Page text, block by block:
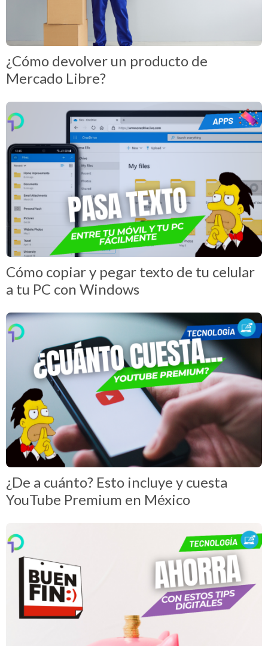
¿Cómo devolver un producto de
Mercado Libre?
Cómo copiar y pegar texto de tu celular
a tu PC con Windows
¿De a cuánto? Esto incluye y cuesta
YouTube Premium en México